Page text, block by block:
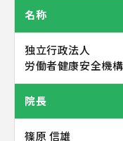
名称
独立行政法人
労働者健康安全機
院長
篠原 信雄